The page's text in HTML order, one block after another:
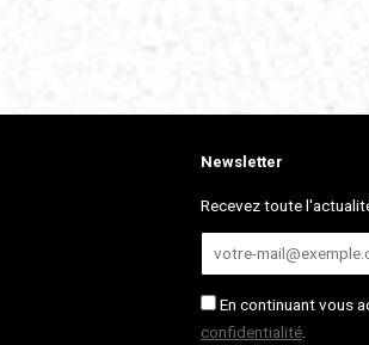
Newsletter
Recevez toute
En continuant vous
confidentialité.